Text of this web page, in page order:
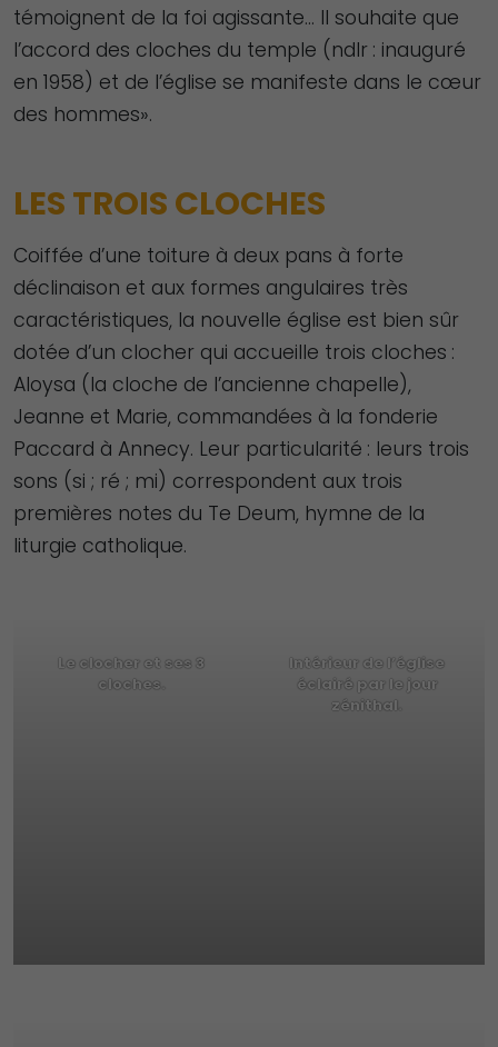
témoignent de la foi agissante… Il souhaite que
l’accord des cloches du temple (ndlr : inauguré
en 1958) et de l’église se manifeste dans le cœur
des hommes».
LES TROIS CLOCHES
Coiffée d’une toiture à deux pans à forte
déclinaison et aux formes angulaires très
caractéristiques, la nouvelle église est bien sûr
dotée d’un clocher qui accueille trois cloches :
Aloysa (la cloche de l’ancienne chapelle),
Jeanne et Marie, commandées à la fonderie
Paccard à Annecy. Leur particularité : leurs trois
sons (si ; ré ; mi) correspondent aux trois
premières notes du Te Deum, hymne de la
liturgie catholique.
Le clocher et ses 3
cloches.
Intérieur de l’église
éclairé par le jour
zénithal.